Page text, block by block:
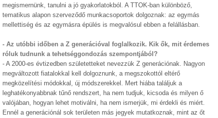
megismernünk, tanulni a jó gyakorlatokból. A TTOK-ban különböző,
tematikus alapon szerveződő munkacsoportok dolgoznak: az egymás
mellettiség és az egymásra épülés is megvalósul ebben a felállásban.
- Az utóbbi időben a Z generációval foglalkozik. Kik ők, mit érdemes
róluk tudnunk a tehetséggondozás szempontjából?
- A 2000-es évtizedben születetteket nevezzük Z generációnak. Nagyon
megváltozott fiatalokkal kell dolgoznunk, a megszokottól eltérő
megközelítési módokkal, új módszerekkel. Mert hiába találjuk a
leghatékonyabbnak tűnő rendszert, ha nem tudjuk, kicsoda és milyen ő
valójában, hogyan lehet motiválni, ha nem ismerjük, mi érdekli és miért.
Ennél a generációnál sok területen más jegyek mutatkoznak, mint az őt